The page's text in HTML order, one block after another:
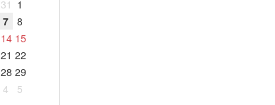
31 1
7
8
14 15
21 22
28 29
4
5